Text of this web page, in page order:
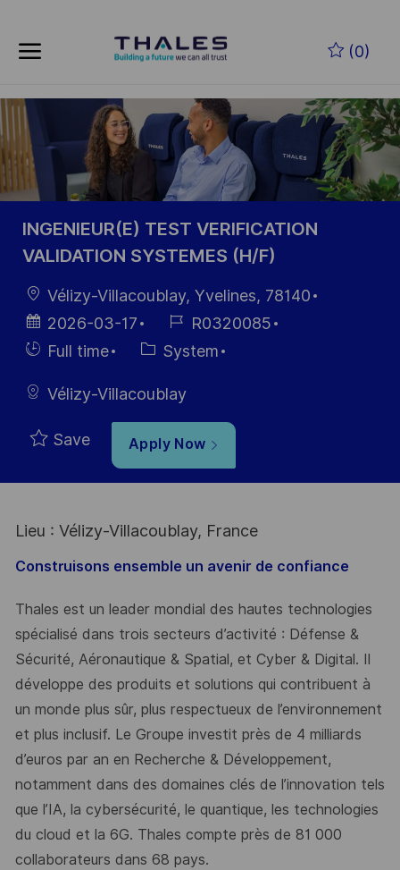
(0)
-
INGENIEUR(E) TEST VERIFICATION
VALIDATION SYSTEMES (H/F)
LocationVélizy-Villacoublay, Yvelines, 78140
Posted
Date
2026-03-17
Job
Id
R0320085
HiringFull time Category
System
Vélizy-Villacoublay
Save Apply Now
Lieu : Vélizy-Villacoublay, France
Construisons ensemble un avenir de confiance
Thales est un leader mondial des hautes technologies
spécialisé dans trois secteurs d’activité : Défense &
Sécurité, Aéronautique & Spatial, et Cyber & Digital. Il
développe des produits et solutions qui contribuent à
un monde plus sûr, plus respectueux de l’environnement
et plus inclusif. Le Groupe investit près de 4 milliards
d’euros par an en Recherche & Développement,
notamment dans des domaines clés de l’innovation tels
que l’IA, la cybersécurité, le quantique, les technologies
du cloud et la 6G. Thales compte près de 81 000
collaborateurs dans 68 pays.